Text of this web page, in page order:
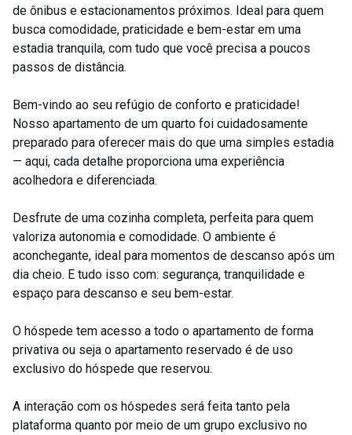
de ônibus e estacionamentos próximos. Ideal para quem
busca comodidade, praticidade e bem-estar em uma
estadia tranquila, com tudo que você precisa a poucos
passos de distância.
Bem-vindo ao seu refúgio de conforto e praticidade!
Nosso apartamento de um quarto foi cuidadosamente
preparado para oferecer mais do que uma simples estadia
— aqui, cada detalhe proporciona uma experiência
acolhedora e diferenciada.
Desfrute de uma cozinha completa, perfeita para quem
valoriza autonomia e comodidade. O ambiente é
aconchegante, ideal para momentos de descanso após um
dia cheio. E tudo isso com: segurança, tranquilidade e
espaço para descanso e seu bem-estar.
O hóspede tem acesso a todo o apartamento de forma
privativa ou seja o apartamento reservado é de uso
exclusivo do hóspede que reservou.
A interação com os hóspedes será feita tanto pela
plataforma quanto por meio de um grupo exclusivo no